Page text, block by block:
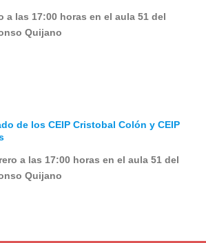
a las 17:00 horas en el aula 51 del
Quijano
de los CEIP Cristobal Colón y CEIP
a las 17:00 horas en el aula 51 del
Quijano